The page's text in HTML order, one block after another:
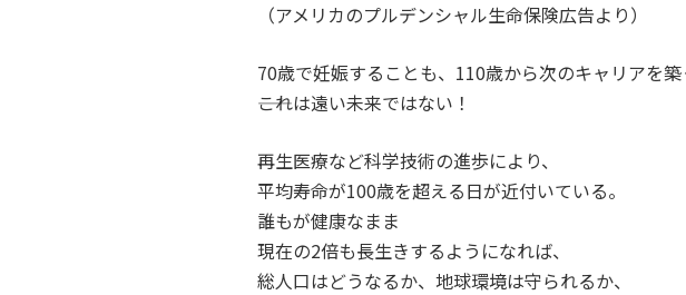
（アメリカのプルデンシャル生命保険広告より）
70歳で妊娠することも、110歳から次のキャリアを
――これは遠い未来ではない！
再生医療など科学技術の進歩により、
平均寿命が100歳を超える日が近付いている。
誰もが健康なまま
現在の2倍も長生きするようになれば、
総人口はどうなるか、地球環境は守られるか、